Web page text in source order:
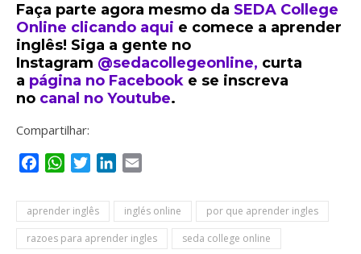
Faça parte agora mesmo da SEDA College
Online clicando aqui e comece a aprender
inglês! Siga a gente no
Instagram @sedacollegeonline, curta
a página no Facebook e se inscreva
no canal no Youtube.
Compartilhar:
FacebookWhatsApp
TwitterLinkedIn
aprender inglês inglés online
por que aprender ingles
razoes para aprender ingles
seda college online